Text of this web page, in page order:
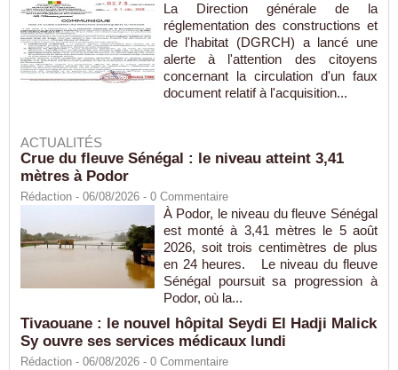
La Direction générale de la
réglementation des constructions et
de l'habitat (DGRCH) a lancé une
alerte à l'attention des citoyens
concernant la circulation d'un faux
document relatif à l'acquisition...
ACTUALITÉS
Crue du fleuve Sénégal : le niveau atteint 3,41
mètres à Podor
Rédaction - 06/08/2026 - 0 Commentaire
À Podor, le niveau du fleuve Sénégal
est monté à 3,41 mètres le 5 août
2026, soit trois centimètres de plus
en 24 heures. Le niveau du fleuve
Sénégal poursuit sa progression à
Podor, où la...
Tivaouane : le nouvel hôpital Seydi El Hadji Malick
Sy ouvre ses services médicaux lundi
Rédaction - 06/08/2026 - 0 Commentaire